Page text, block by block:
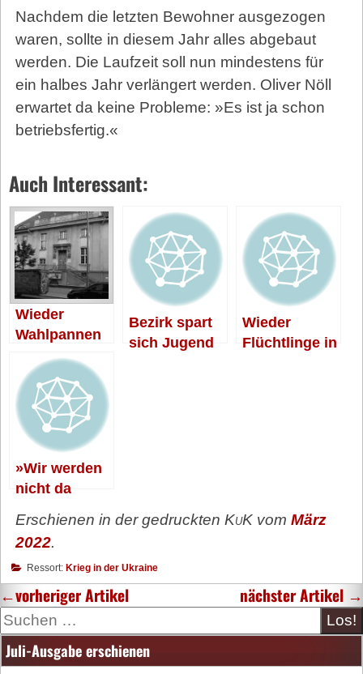
Nachdem die letzten Bewohner ausgezogen
waren, sollte in diesem Jahr alles abgebaut
werden. Die Laufzeit soll nun mindestens für
ein halbes Jahr verlängert werden. Oliver Nöll
erwartet da keine Probleme: »Es ist ja schon
betriebsfertig.«
Auch Interessant:
Wieder
Wahlpannen
im Bezirk
Bezirk spart
sich Jugend
Wieder
Flüchtlinge in
»Wir werden
nicht da
, wo wir
aufgehört
haben«
Erschienen in der gedruckten KuKvom März
2022.
Ressort: Krieg in der Ukraine
←vorheriger Artikel nächster Artikel →
Suche
Juli-Ausgabe erschienen